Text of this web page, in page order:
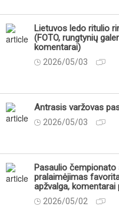
Lietuvos ledo ritulio
(FOTO, rungtynių
komentarai)
2026/05/03
Antrasis varžovas
2026/05/03
Pasaulio
pralaimėjimas
apžvalga, komentarai
2026/05/02